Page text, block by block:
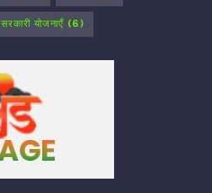
सरकारी योजनाएँ (6)